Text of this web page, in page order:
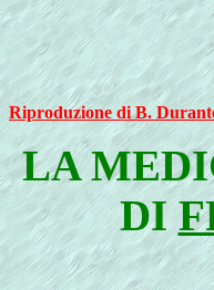
Riproduzione di B.
LA
DI